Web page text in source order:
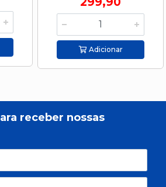
Adicionar
receber nossas